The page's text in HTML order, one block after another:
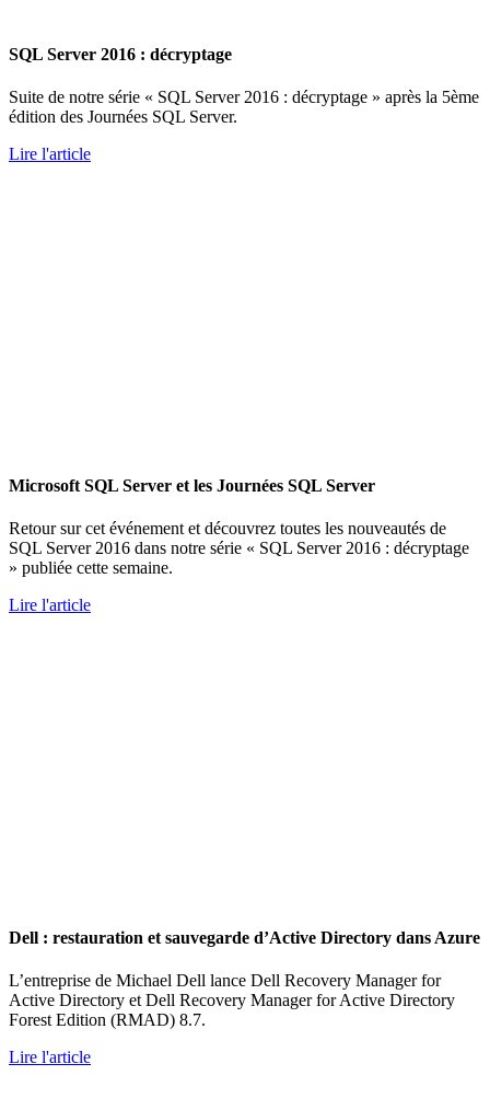
SQL Server 2016 : décryptage
Suite de notre série « SQL Server 2016 : décryptage » après la 5ème
édition des Journées SQL Server.
Lire l'article
Microsoft SQL Server et les Journées SQL Server
Retour sur cet événement et découvrez toutes les nouveautés de
SQL Server 2016 dans notre série « SQL Server 2016 : décryptage
» publiée cette semaine.
Lire l'article
Dell : restauration et sauvegarde d’Active Directory dans Azure
L’entreprise de Michael Dell lance Dell Recovery Manager for
Active Directory et Dell Recovery Manager for Active Directory
Forest Edition (RMAD) 8.7.
Lire l'article